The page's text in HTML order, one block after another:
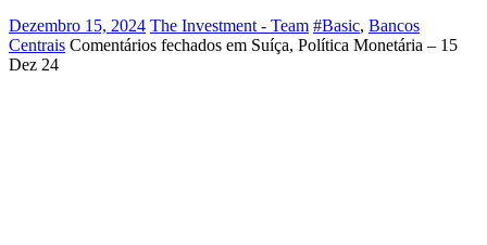
Dezembro 15, 2024 The Investment - Team #Basic, Bancos
Centrais Comentários fechados em Suíça, Política Monetária – 15
Dez 24